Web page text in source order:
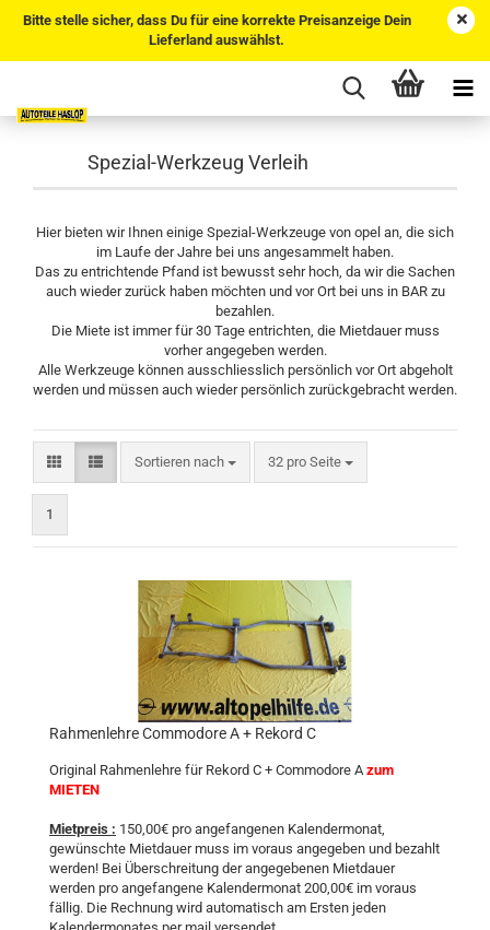
Bitte stelle sicher, dass Du für eine korrekte Preisanzeige Dein
Lieferland auswählst.
Spezial-Werkzeug Verleih
Hier bieten wir Ihnen einige Spezial-Werkzeuge von opel an, die sich
im Laufe der Jahre bei uns angesammelt haben.
Das zu entrichtende Pfand ist bewusst sehr hoch, da wir die Sachen
auch wieder zurück haben möchten und vor Ort bei uns in BAR zu
bezahlen.
Die Miete ist immer für 30 Tage entrichten, die Mietdauer muss
vorher angegeben werden.
Alle Werkzeuge können ausschliesslich persönlich vor Ort abgeholt
werden und müssen auch wieder persönlich zurückgebracht werden.
Sortieren nach
Sortieren nach 32 pro Seite
pro Seite
1
Rahmenlehre Commodore A + Rekord C
Original Rahmenlehre für Rekord C + Commodore Azum
MIETEN
Mietpreis : 150,00€ pro angefangenen Kalendermonat,
gewünschte Mietdauer muss im voraus angegeben und bezahlt
werden! Bei Überschreitung der angegebenen Mietdauer
werden pro angefangene Kalendermonat 200,00€ im voraus
fällig. Die Rechnung wird automatisch am Ersten jeden